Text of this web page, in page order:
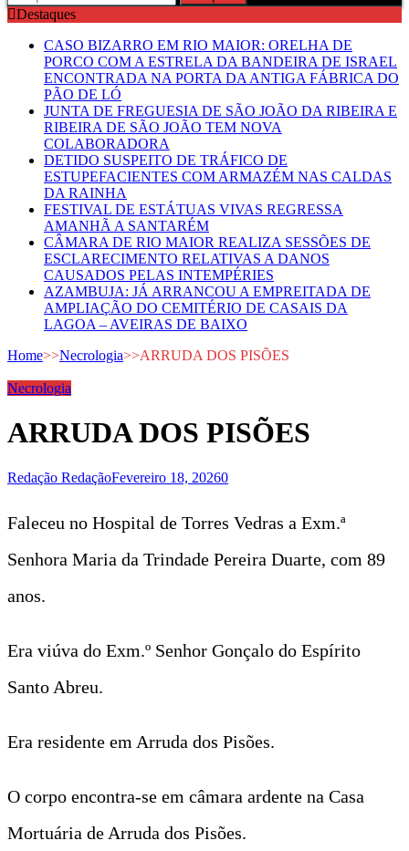
por:Destaques
CASO BIZARRO EM RIO MAIOR: ORELHA DE
PORCO COM A ESTRELA DA BANDEIRA DE ISRAEL
ENCONTRADA NA PORTA DA ANTIGA FÁBRICA DO
PÃO DE LÓ
JUNTA DE FREGUESIA DE SÃO JOÃO DA RIBEIRA E
RIBEIRA DE SÃO JOÃO TEM NOVA
COLABORADORA
DETIDO SUSPEITO DE TRÁFICO DE
ESTUPEFACIENTES COM ARMAZÉM NAS CALDAS
DA RAINHA
FESTIVAL DE ESTÁTUAS VIVAS REGRESSA
AMANHÃ A SANTARÉM
CÂMARA DE RIO MAIOR REALIZA SESSÕES DE
ESCLARECIMENTO RELATIVAS A DANOS
CAUSADOS PELAS INTEMPÉRIES
AZAMBUJA: JÁ ARRANCOU A EMPREITADA DE
AMPLIAÇÃO DO CEMITÉRIO DE CASAIS DA
LAGOA – AVEIRAS DE BAIXO
Home>>Necrologia>>ARRUDA DOS PISÕES
Necrologia
ARRUDA DOS PISÕES
Redação RedaçãoFevereiro 18, 20260
Faleceu no Hospital de Torres Vedras a Exm.ª
Senhora Maria da Trindade Pereira Duarte, com 89
anos.
Era viúva do Exm.º Senhor Gonçalo do Espírito
Santo Abreu.
Era residente em Arruda dos Pisões.
O corpo encontra-se em câmara ardente na Casa
Mortuária de Arruda dos Pisões.